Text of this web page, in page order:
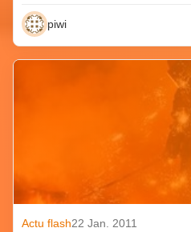
piwi
Actu flash22 Jan. 2011